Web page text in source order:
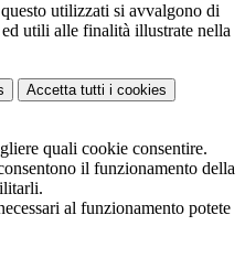
utilizzati si avvalgono di
utili alle finalità illustrate nella
Accetta tutti i cookies
quali cookie consentire.
il funzionamento della
al funzionamento potete